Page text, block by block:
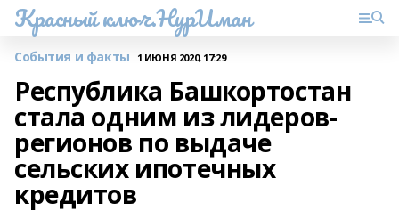
Красный ключ.НурИман
События и факты 1 ИЮНЯ 2020, 17:29
Республика Башкортостан
стала одним из лидеров-
регионов по выдаче
сельских ипотечных
кредитов